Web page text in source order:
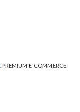
. PREMIUM E-COMMERCE